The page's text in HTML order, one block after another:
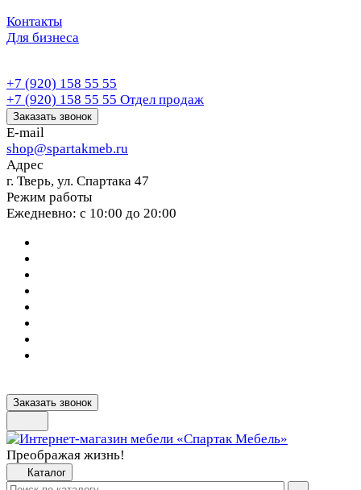
Контакты
Для бизнеса
+7 (920) 158 55 55
+7 (920) 158 55 55 Отдел продаж
Заказать звонок
E-mail
shop@spartakmeb.ru
Адрес
г. Тверь, ул. Спартака 47
Режим работы
Ежедневно: с 10:00 до 20:00
Заказать звонок
Преображая жизнь!
Каталог